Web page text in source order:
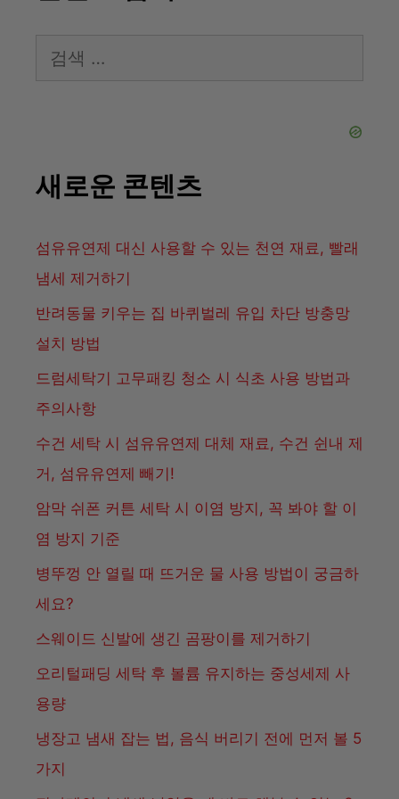
새로운 콘텐츠
섬유유연제 대신 사용할 수 있는 천연 재료, 빨래
냄세 제거하기
반려동물 키우는 집 바퀴벌레 유입 차단 방충망
설치 방법
드럼세탁기 고무패킹 청소 시 식초 사용 방법과
주의사항
수건 세탁 시 섬유유연제 대체 재료, 수건 쉰내 제
거, 섬유유연제 빼기!
암막 쉬폰 커튼 세탁 시 이염 방지, 꼭 봐야 할 이
염 방지 기준
병뚜껑 안 열릴 때 뜨거운 물 사용 방법이 궁금하
세요?
스웨이드 신발에 생긴 곰팡이를 제거하기
오리털패딩 세탁 후 볼륨 유지하는 중성세제 사
용량
냉장고 냄새 잡는 법, 음식 버리기 전에 먼저 볼 5
가지